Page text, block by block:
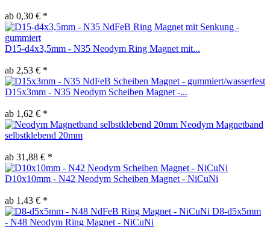
ab 0,30 € *
D15-d4x3,5mm - N35 Neodym Ring Magnet mit...
ab 2,53 € *
D15x3mm - N35 Neodym Scheiben Magnet -...
ab 1,62 € *
Neodym Magnetband
selbstklebend 20mm
ab 31,88 € *
D10x10mm - N42 Neodym Scheiben Magnet - NiCuNi
ab 1,43 € *
D8-d5x5mm
- N48 Neodym Ring Magnet - NiCuNi